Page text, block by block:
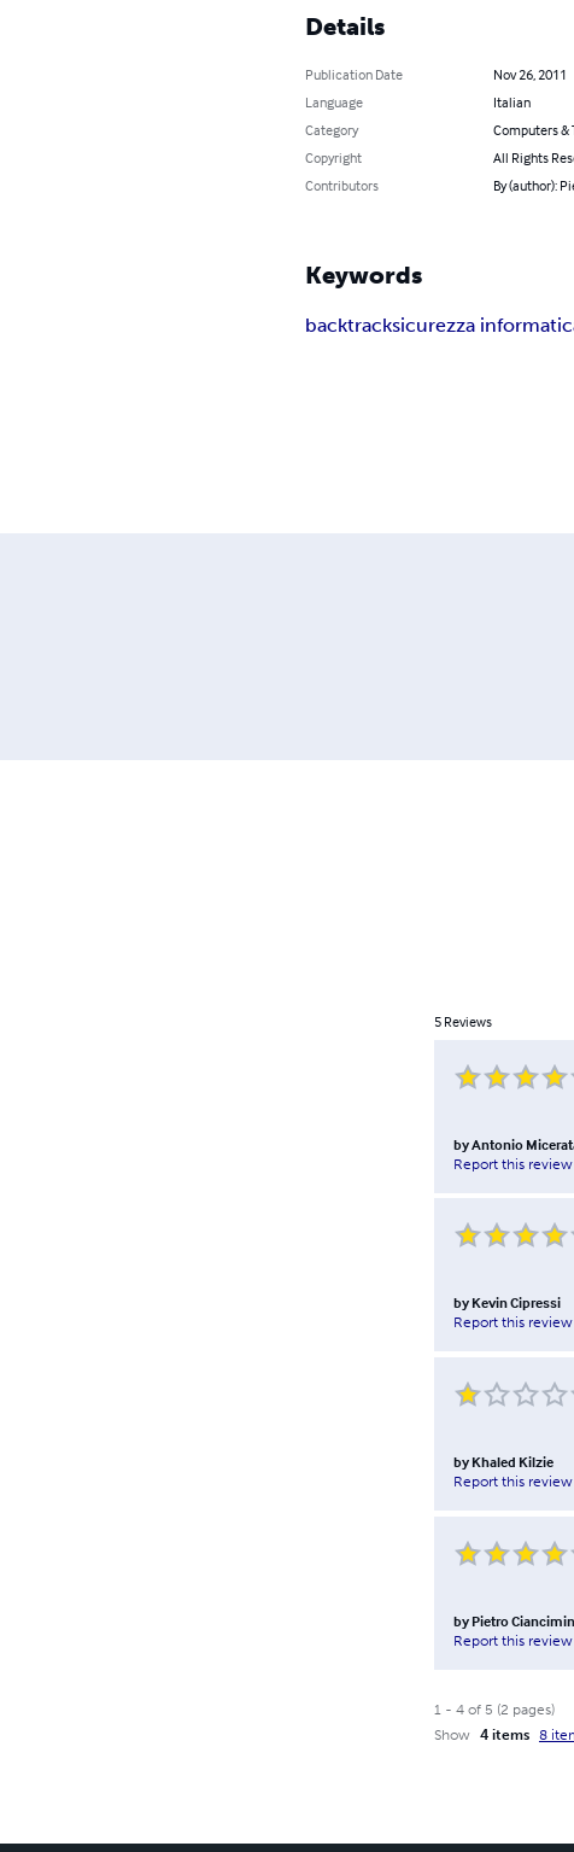
Details
Publication Date
Nov 26, 2011
Language
Italian
Category
Computers &
Copyright
All Rights
Contributors
By (author):
Keywords
backtracksicurezza
5 Reviews
byAntonio
Report this review
by Kevin Cipressi
Report this review
by Khaled Kilzie
Report this review
by Pietro
Report this review
1- 4 of 5 (2 pages)
Show 4 items 8